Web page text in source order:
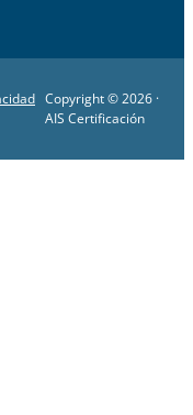
Copyright © 2026 ·
AIS Certificación